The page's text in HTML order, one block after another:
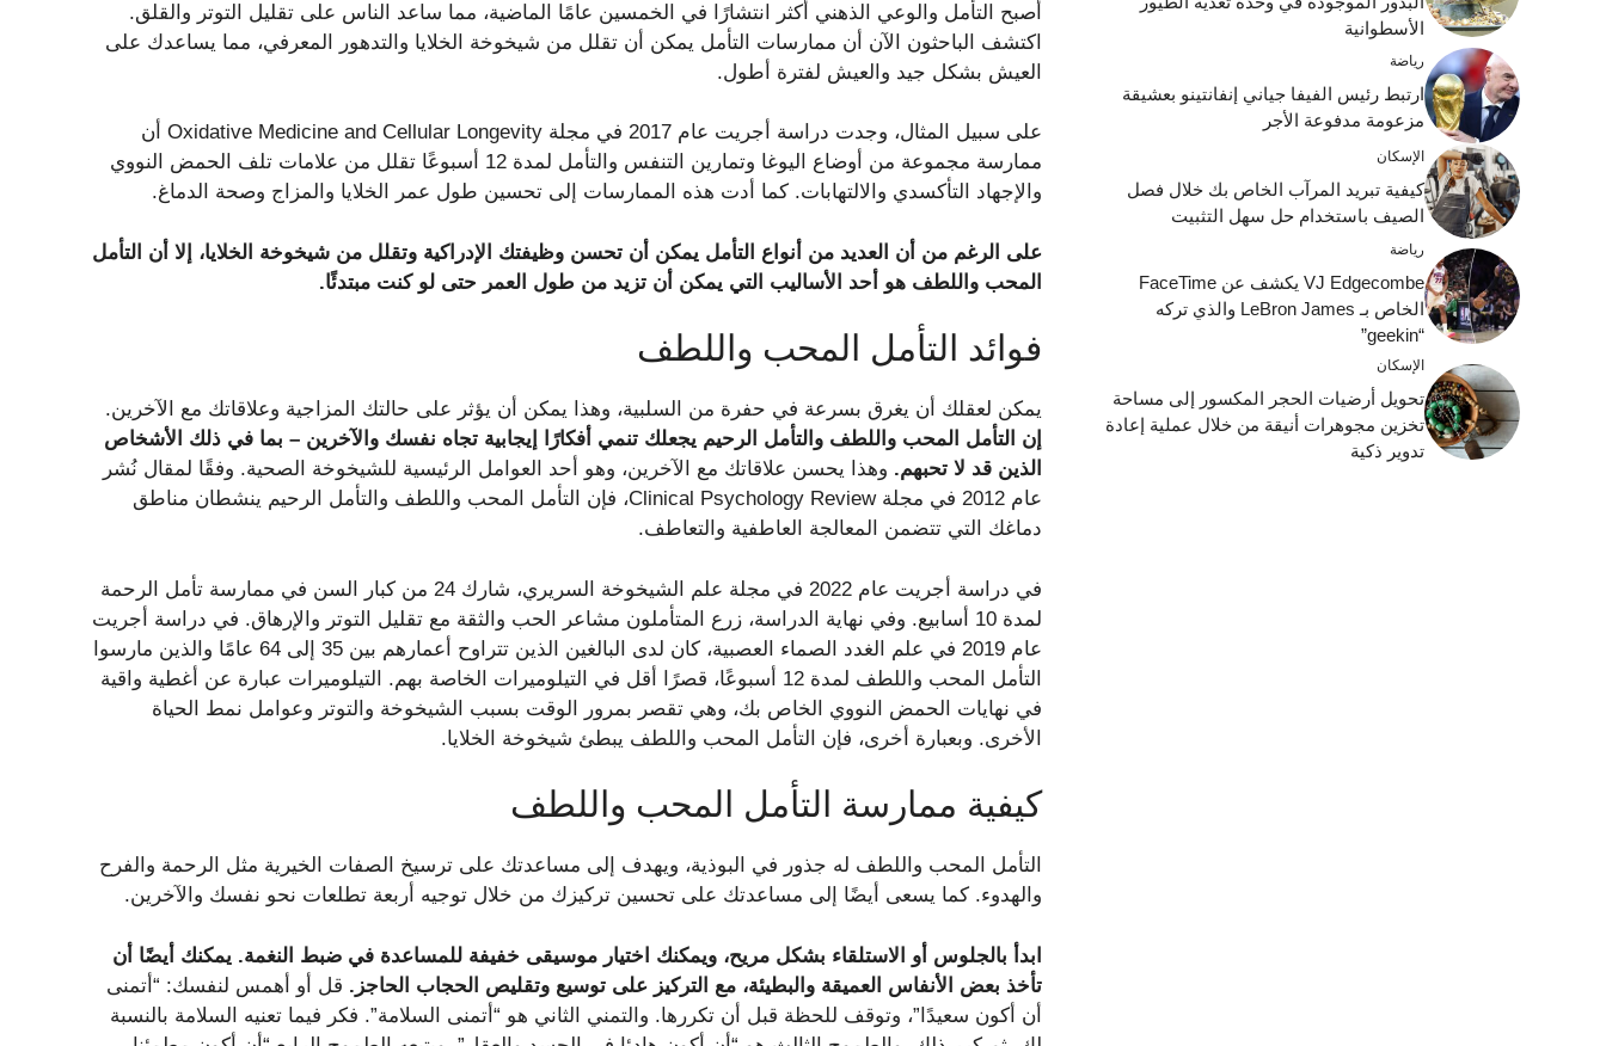
أصبح التأمل والوعي الذهني أكثر انتشارًا في الخمسين عامًا الماضية، مما ساعد الناس على تقليل التوتر والقلق.
اكتشف الباحثون الآن أن ممارسات التأمل يمكن أن تقلل من شيخوخة الخلايا والتدهور المعرفي، مما يساعدك على
العيش بشكل جيد والعيش لفترة أطول.
على سبيل المثال، وجدت دراسة أجريت عام 2017 في مجلة Oxidative Medicine and Cellular Longevity أن
ممارسة مجموعة من أوضاع اليوغا وتمارين التنفس والتأمل لمدة 12 أسبوعًا تقلل من علامات تلف الحمض النووي
والإجهاد التأكسدي والالتهابات. كما أدت هذه الممارسات إلى تحسين طول عمر الخلايا والمزاج وصحة الدماغ.
على الرغم من أن العديد من أنواع التأمل يمكن أن تحسن وظيفتك الإدراكية وتقلل من شيخوخة الخلايا، إلا أن التأمل
المحب واللطف هو أحد الأساليب التي يمكن أن تزيد من طول العمر حتى لو كنت مبتدئًا.
فوائد التأمل المحب واللطف
يمكن لعقلك أن يغرق بسرعة في حفرة من السلبية، وهذا يمكن أن يؤثر على حالتك المزاجية وعلاقاتك مع الآخرين.
إن التأمل المحب واللطف والتأمل الرحيم يجعلك تنمي أفكارًا إيجابية تجاه نفسك والآخرين – بما في ذلك الأشخاص
الذين قد لا تحبهم. وهذا يحسن علاقاتك مع الآخرين، وهو أحد العوامل الرئيسية للشيخوخة الصحية. وفقًا لمقال نُشر
عام 2012 في مجلة Clinical Psychology Review، فإن التأمل المحب واللطف والتأمل الرحيم ينشطان مناطق
دماغك التي تتضمن المعالجة العاطفية والتعاطف.
في دراسة أجريت عام 2022 في مجلة علم الشيخوخة السريري، شارك 24 من كبار السن في ممارسة تأمل الرحمة
لمدة 10 أسابيع. وفي نهاية الدراسة، زرع المتأملون مشاعر الحب والثقة مع تقليل التوتر والإرهاق. في دراسة أجريت
عام 2019 في علم الغدد الصماء العصبية، كان لدى البالغين الذين تتراوح أعمارهم بين 35 إلى 64 عامًا والذين مارسوا
التأمل المحب واللطف لمدة 12 أسبوعًا، قصرًا أقل في التيلوميرات الخاصة بهم. التيلوميرات عبارة عن أغطية واقية
في نهايات الحمض النووي الخاص بك، وهي تقصر بمرور الوقت بسبب الشيخوخة والتوتر وعوامل نمط الحياة
الأخرى. وبعبارة أخرى، فإن التأمل المحب واللطف يبطئ شيخوخة الخلايا.
كيفية ممارسة التأمل المحب واللطف
التأمل المحب واللطف له جذور في البوذية، ويهدف إلى مساعدتك على ترسيخ الصفات الخيرية مثل الرحمة والفرح
والهدوء. كما يسعى أيضًا إلى مساعدتك على تحسين تركيزك من خلال توجيه أربعة تطلعات نحو نفسك والآخرين.
ابدأ بالجلوس أو الاستلقاء بشكل مريح، ويمكنك اختيار موسيقى خفيفة للمساعدة في ضبط النغمة. يمكنك أيضًا أن
تأخذ بعض الأنفاس العميقة والبطيئة، مع التركيز على توسيع وتقليص الحجاب الحاجز. قل أو أهمس لنفسك: “أتمنى
أن أكون سعيدًا”، وتوقف للحظة قبل أن تكررها. والتمني الثاني هو “أتمنى السلامة”. فكر فيما تعنيه السلامة بالنسبة
الأسطوانية
رياضة
ارتبط رئيس الفيفا جياني إنفانتينو بعشيقة
مزعومة مدفوعة الأجر
الإسكان
كيفية تبريد المرآب الخاص بك خلال فصل
الصيف باستخدام حل سهل التثبيت
رياضة
VJ Edgecombe يكشف عن FaceTime
الخاص بـ LeBron James والذي تركه
“geekin”
الإسكان
تحويل أرضيات الحجر المكسور إلى مساحة
تخزين مجوهرات أنيقة من خلال عملية إعادة
تدوير ذكية